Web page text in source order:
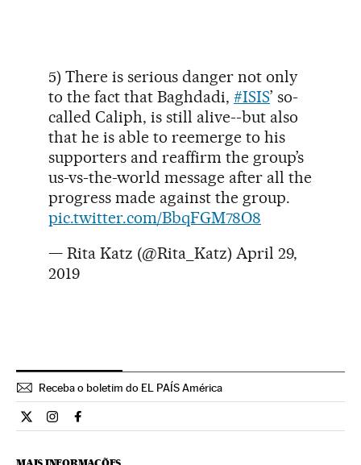
5) There is serious danger not only
to the fact that Baghdadi, #ISIS’ so-
called Caliph, is still alive--but also
that he is able to reemerge to his
supporters and reaffirm the group’s
us-vs-the-world message after all the
progress made against the group.
pic.twitter.com/BbqFGM78O8
— Rita Katz (@Rita_Katz) April 29,
2019
Receba o boletim do EL PAÍS América
Internacional El País Brasil en Twitter
Internacional El País Brasil en Instagram
Internacional El País Brasil en Facebook